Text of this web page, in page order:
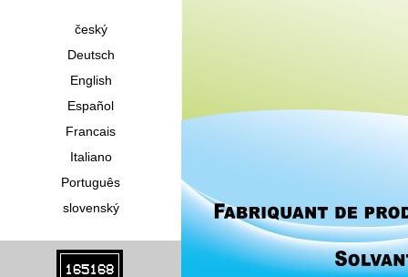
český
Deutsch
English
Español
Francais
Italiano
Português
slovenský
165168